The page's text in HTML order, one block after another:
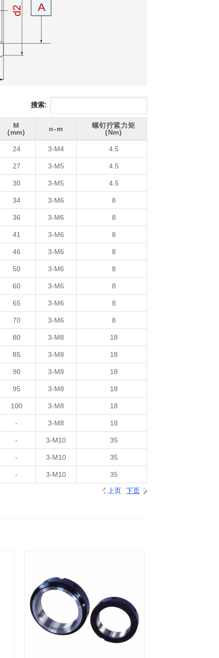
搜索:
M
(mm)
n-m
螺钉拧紧力矩
(Nm)
(mm)
(Nm)
24 3-M4 4.5
27 3-M5 4.5
30 3-M5 4.5
34 3-M6 8
36 3-M6 8
41 3-M6 8
46 3-M6 8
50 3-M6 8
60 3-M6 8
65 3-M6 8
70 3-M6 8
80 3-M8 18
85 3-M8 18
90 3-M8 18
95 3-M8 18
100 3-M8 18
- 3-M8 18
- 3-M10 35
- 3-M10 35
- 3-M10 35
上页 下页